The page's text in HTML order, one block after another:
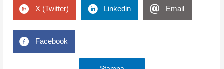
X (Twitter) Linkedin Email
Facebook